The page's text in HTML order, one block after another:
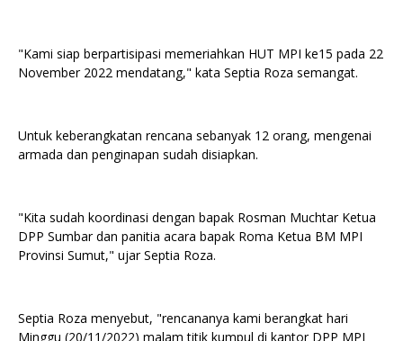
"Kami siap berpartisipasi memeriahkan HUT MPI ke15 pada 22
November 2022 mendatang," kata Septia Roza semangat.
Untuk keberangkatan rencana sebanyak 12 orang, mengenai
armada dan penginapan sudah disiapkan.
"Kita sudah koordinasi dengan bapak Rosman Muchtar Ketua
DPP Sumbar dan panitia acara bapak Roma Ketua BM MPI
Provinsi Sumut," ujar Septia Roza.
Septia Roza menyebut, "rencananya kami berangkat hari
Minggu (20/11/2022) malam titik kumpul di kantor DPP MPI